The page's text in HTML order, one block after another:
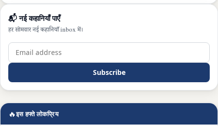
📬 नई कहानियाँ पाएँ
हर सोमवार नई कहानियाँ inbox में।
Subscribe
🔥इस हफ्ते लोकप्रिय